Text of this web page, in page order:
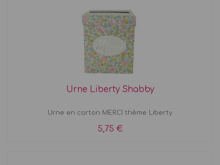
Urne Liberty Shabby
Urne en carton MERCI thème Liberty
5,75 €